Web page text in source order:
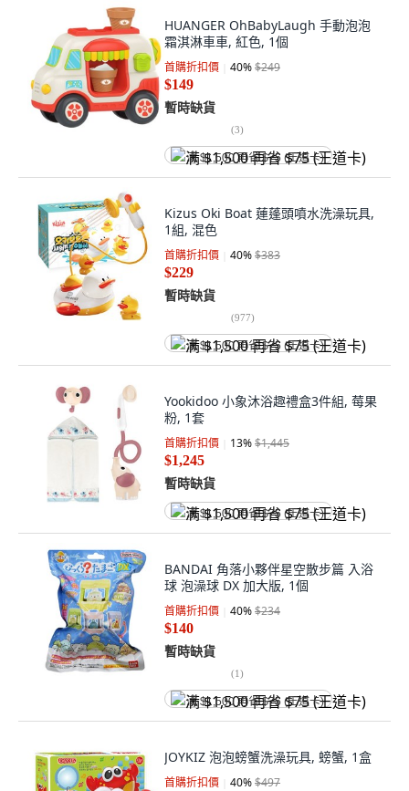
HUANGER OhBabyLaugh 手動泡泡
霜淇淋車車, 紅色, 1個
首購折扣價 40%$249
$149
暫時缺貨
(3)
满 $1,500 再省 $75 (王道卡)
Kizus Oki Boat 蓮蓬頭噴水洗澡玩具,
1組, 混色
首購折扣價 40%$383
$229
暫時缺貨
(977)
满 $1,500 再省 $75 (王道卡)
Yookidoo 小象沐浴趣禮盒3件組, 莓果
粉, 1套
首購折扣價 13%$1,445
$1,245
暫時缺貨
满 $1,500 再省 $75 (王道卡)
BANDAI 角落小夥伴星空散步篇 入浴
球 泡澡球 DX 加大版, 1個
首購折扣價 40%$234
$140
暫時缺貨
(1)
满 $1,500 再省 $75 (王道卡)
JOYKIZ 泡泡螃蟹洗澡玩具, 螃蟹, 1盒
首購折扣價 40%$497